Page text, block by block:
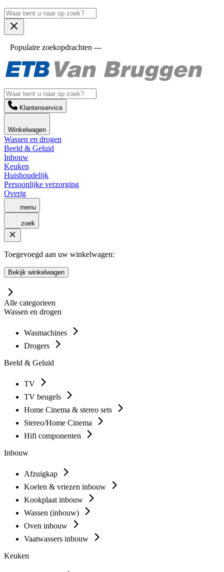
Populaire zoekopdrachten ---
Klantenservice
Winkelwagen
Wassen en drogen
Beeld & Geluid
Inbouw
Keuken
Huishoudelijk
Persoonlijke verzorging
Overig
menu
zoek
Toegevoegd aan uw winkelwagen:
Bekijk winkelwagen
Alle categorieen
Wassen en drogen
Wasmachines
Drogers
Beeld & Geluid
TV
TV beugels
Home Cinema & stereo sets
Stereo/Home Cinema
Hifi componenten
Inbouw
Afzuigkap
Koelen & vriezen inbouw
Kookplaat inbouw
Wassen (inbouw)
Oven inbouw
Vaatwassers inbouw
Keuken